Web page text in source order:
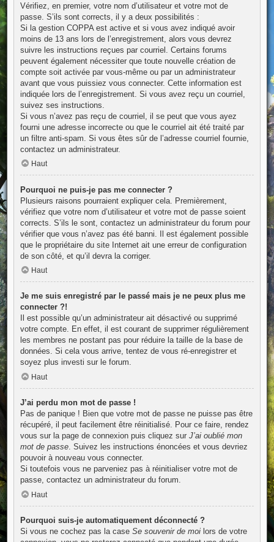
Vérifiez, en premier, votre nom d’utilisateur et votre mot de
passe. S’ils sont corrects, il y a deux possibilités :
Si la gestion COPPA est active et si vous avez indiqué avoir
moins de 13 ans lors de l’enregistrement, alors vous devrez
suivre les instructions reçues par courriel. Certains forums
peuvent également nécessiter que toute nouvelle création de
compte soit activée par vous-même ou par un administrateur
avant que vous puissiez vous connecter. Cette information est
indiquée lors de l’enregistrement. Si vous avez reçu un courriel,
suivez ses instructions.
Si vous n’avez pas reçu de courriel, il se peut que vous ayez
fourni une adresse incorrecte ou que le courriel ait été traité par
un filtre anti-spam. Si vous êtes sûr de l’adresse courriel fournie,
contactez un administrateur.
Haut
Pourquoi ne puis-je pas me connecter ?
Plusieurs raisons pourraient expliquer cela. Premièrement,
vérifiez que votre nom d’utilisateur et votre mot de passe soient
corrects. S’ils le sont, contactez un administrateur du forum pour
vérifier que vous n’avez pas été banni. Il est également possible
que le propriétaire du site Internet ait une erreur de configuration
de son côté, et qu’il devra la corriger.
Haut
Je me suis enregistré par le passé mais je ne peux plus me
connecter ?!
Il est possible qu’un administrateur ait désactivé ou supprimé
votre compte. En effet, il est courant de supprimer régulièrement
les membres ne postant pas pour réduire la taille de la base de
données. Si cela vous arrive, tentez de vous ré-enregistrer et
soyez plus investi sur le forum.
Haut
J’ai perdu mon mot de passe !
Pas de panique ! Bien que votre mot de passe ne puisse pas être
récupéré, il peut facilement être réinitialisé. Pour ce faire, rendez
vous sur la page de connexion puis cliquez sur J’ai oublié mon
mot de passe. Suivez les instructions énoncées et vous devriez
pouvoir à nouveau vous connecter.
Si toutefois vous ne parveniez pas à réinitialiser votre mot de
passe, contactez un administrateur du forum.
Haut
Pourquoi suis-je automatiquement déconnecté ?
Si vous ne cochez pas la case Se souvenir de moilors de votre